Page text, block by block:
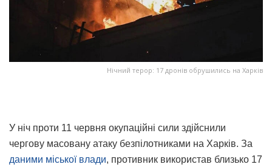
Нічний терор: 17 дронів обрушились на Харків
У ніч проти 11 червня окупаційні сили здійснили
чергову масовану атаку безпілотниками на Харків. За
даними міської влади, противник використав близько 17